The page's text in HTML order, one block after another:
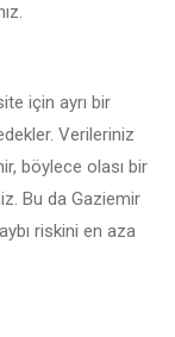
için ayrı bir
Verileriniz
böylece olası bir
Bu da Gaziemir
riskini en aza